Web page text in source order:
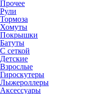
Прочее
Рули
Тормоза
Хомуты
Покрышки
Батуты
С сеткой
Детские
Взрослые
Гироскутеры
Лыжероллеры
Аксессуары